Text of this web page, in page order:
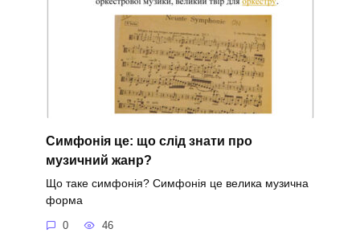
Симфонія це: що слід знати про
музичний жанр?
Що таке симфонія? Симфонія це велика музична
форма
0 46